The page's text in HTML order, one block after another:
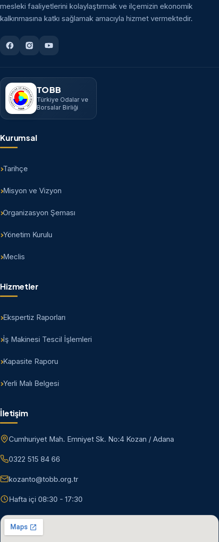
mesleki faaliyetlerini kolaylaştırmak ve ilçemizin ekonomik
kalkınmasına katkı sağlamak amacıyla hizmet vermektedir.
TOBB
Türkiye Odalar ve
Borsalar Birliği
Kurumsal
Tarihçe
Misyon ve Vizyon
Organizasyon Şeması
Yönetim Kurulu
Meclis
Hizmetler
Ekspertiz Raporları
İş Makinesi Tescil İşlemleri
Kapasite Raporu
Yerli Malı Belgesi
İletişim
Cumhuriyet Mah. Emniyet Sk. No:4 Kozan / Adana
0322 515 84 66
kozanto@tobb.org.tr
Hafta içi 08:30 - 17:30